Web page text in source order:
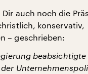
auch noch die
konservativ,
– geschrieben:
beabsichtigte